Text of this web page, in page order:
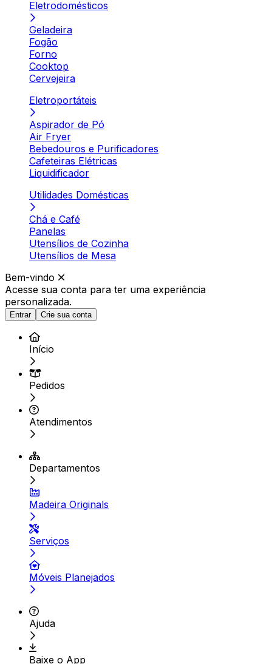
Eletrodomésticos
Geladeira
Fogão
Forno
Cooktop
Cervejeira
Eletroportáteis
Aspirador de Pó
Air Fryer
Bebedouros e Purificadores
Cafeteiras Elétricas
Liquidificador
Utilidades Domésticas
Chá e Café
Panelas
Utensílios de Cozinha
Utensílios de Mesa
Bem-vindo
Acesse sua conta para ter uma experiência
personalizada.
Entrar Crie sua conta
Início
Pedidos
Atendimentos
Departamentos
Madeira Originals
Serviços
Móveis Planejados
Ajuda
Baixe o App